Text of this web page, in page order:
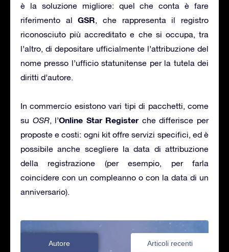
è la soluzione migliore: quel che conta è fare
riferimento alGSR, che rappresenta il registro
riconosciuto più accreditato e che si occupa, tra
l’altro, di depositare ufficialmente l’attribuzione del
nome presso l’ufficio statunitense per la tutela dei
diritti d’autore.
In commercio esistono vari tipi di pacchetti, come
su OSR, l’Online Star Register che differisce per
proposte e costi: ogni kit offre servizi specifici, ed è
possibile anche scegliere la data di attribuzione
della registrazione (per esempio, per farla
coincidere con un compleanno o con la data di un
anniversario).
Autore Articoli recenti